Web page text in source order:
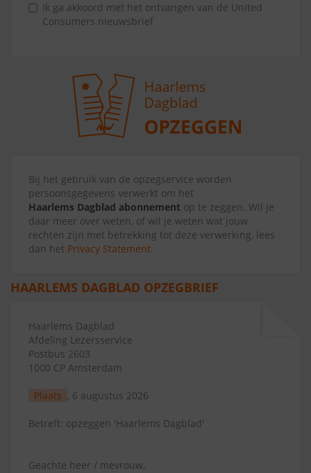
Ik ga akkoord met het ontvangen van de United
Consumers nieuwsbrief
Bij het gebruik van de opzegservice worden
persoonsgegevens verwerkt om het
Haarlems Dagblad abonnement op te zeggen. Wil je
daar meer over weten, of wil je weten wat jouw
rechten zijn met betrekking tot deze verwerking, lees
dan het Privacy Statement.
HAARLEMS DAGBLAD OPZEGBRIEF
Haarlems Dagblad
Afdeling Lezersservice
Postbus 2603
1000 CP Amsterdam
Plaats , 6 augustus 2026
Betreft: opzeggen 'Haarlems Dagblad'
Geachte heer / mevrouw,